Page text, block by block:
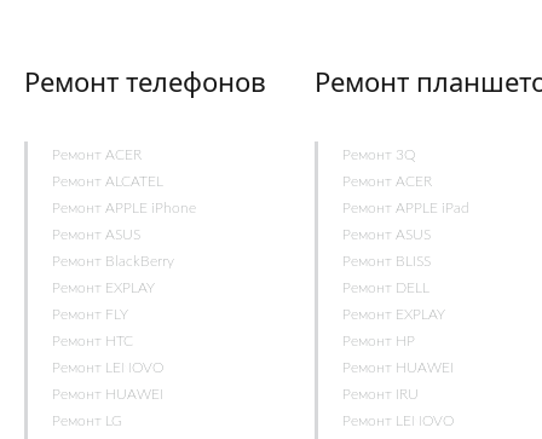
Ремонт телефонов
Ремонт ACER
Ремонт ALCATEL
Ремонт APPLE iPhone
Ремонт ASUS
Ремонт BlackBerry
Ремонт EXPLAY
Ремонт FLY
Ремонт HTC
Ремонт LENOVO
Ремонт HUAWEI
Ремонт LG
Ремонт
Ремонт 3Q
Ремонт ACER
Ремонт APPLE iPad
Ремонт ASUS
Ремонт BLISS
Ремонт DELL
Ремонт EXPLAY
Ремонт HP
Ремонт HUAWEI
Ремонт IRU
Ремонт LENOVO